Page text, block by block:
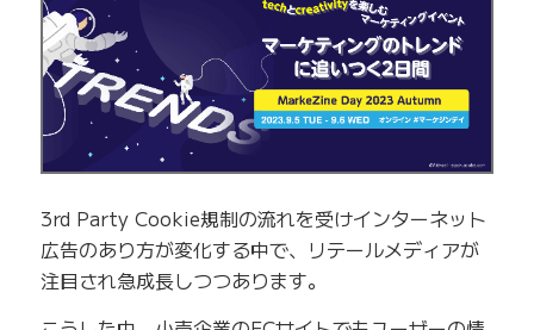
3rd Party Cookie規制の流れを受けインターネット
広告のあり方が変化する中で、リテールメディアが
注目され急成長しつつあります。